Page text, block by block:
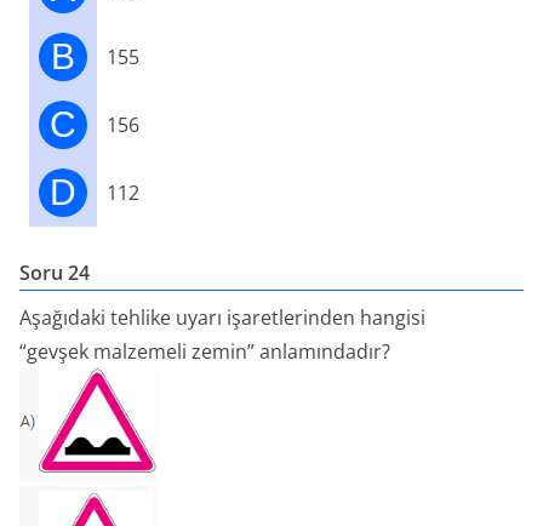
B 155
C 156
D 112
Soru 24
Aşağıdaki tehlike uyarı işaretlerinden hangisi
“gevşek malzemeli zemin” anlamındadır?